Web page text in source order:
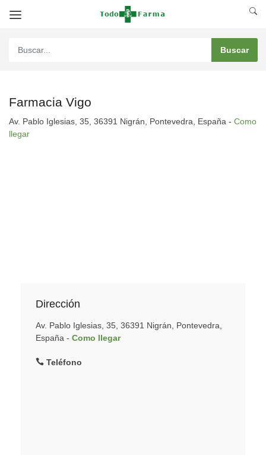
Farmacia Vigo
Av. Pablo Iglesias, 35, 36391 Nigrán, Pontevedra, España - Como
llegar
Dirección
Av. Pablo Iglesias, 35, 36391 Nigrán, Pontevedra,
España - Como llegar
Teléfono